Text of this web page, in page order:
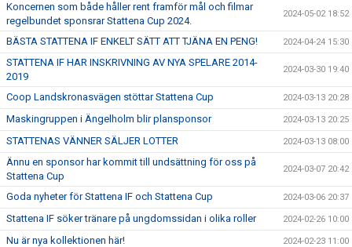
Koncernen som både håller rent framför mål och filmar
regelbundet sponsrar Stattena Cup 2024.
2024-05-02 18:52
BÄSTA STATTENA IF ENKELT SÄTT ATT TJÄNA EN PENG! 2024-04-24 15:30
STATTENA IF HAR INSKRIVNING AV NYA SPELARE 2014-
2019
2024-03-30 19:40
Coop Landskronasvägen stöttar Stattena Cup 2024-03-13 20:28
Maskingruppen i Ängelholm blir plansponsor 2024-03-13 20:25
STATTENAS VÄNNER SÄLJER LOTTER 2024-03-13 08:00
Ännu en sponsor har kommit till undsättning för oss på
Stattena Cup
2024-03-07 20:42
Goda nyheter för Stattena IF och Stattena Cup 2024-03-06 20:37
Stattena IF söker tränare på ungdomssidan i olika roller 2024-02-26 10:00
Nu är nya kollektionen här! 2024-02-23 11:00